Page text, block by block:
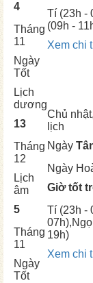
4
Tháng
11
Ngày
Tốt
Tí (23h -
(09h -
Xem chi
Lịch
dương
13
Tháng
12
Lịch
âm
5
Tháng
11
Ngày
Tốt
Chủ nhật,
lịch
Ngày
Ngày
Giờ tốt
Tí (23h -
07h),Ngọ
19h)
Xem chi